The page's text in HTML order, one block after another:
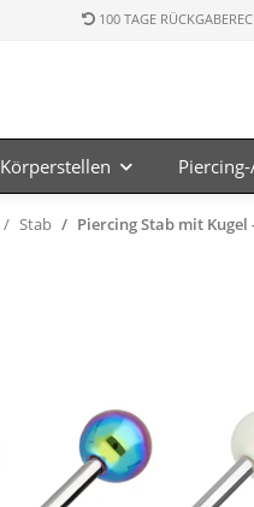
100 TAGE
Körperstellen
Stab Piercing Stab mit Kugel